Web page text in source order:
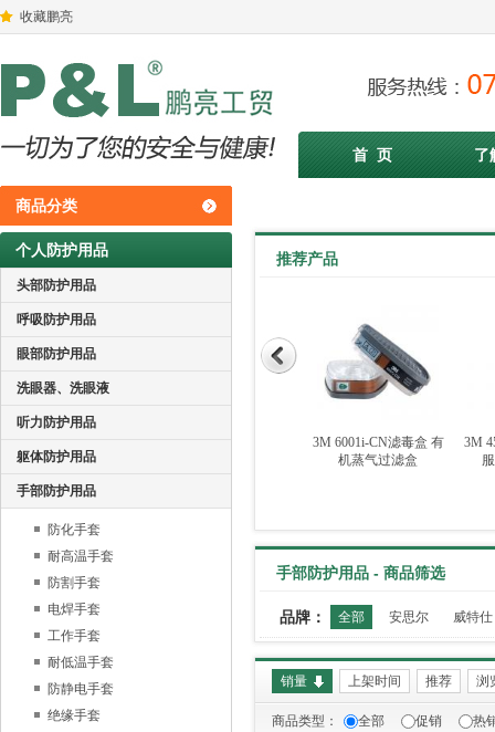
收藏鹏亮
首 页 了
商品分类
个人防护用品
头部防护用品
呼吸防护用品
眼部防护用品
洗眼器、洗眼液
听力防护用品
躯体防护用品
手部防护用品
防化手套
耐高温手套
防割手套
电焊手套
工作手套
耐低温手套
防静电手套
绝缘手套
推荐产品
款双密度PU安全鞋
3M 6001i-CN滤毒盒 有
机蒸气过滤盒
3M
手部防护用品 - 商品筛选
品牌： 全部 安思尔 威特仕
销量 上架时间 推荐 浏
商品类型： 全部 促销 热